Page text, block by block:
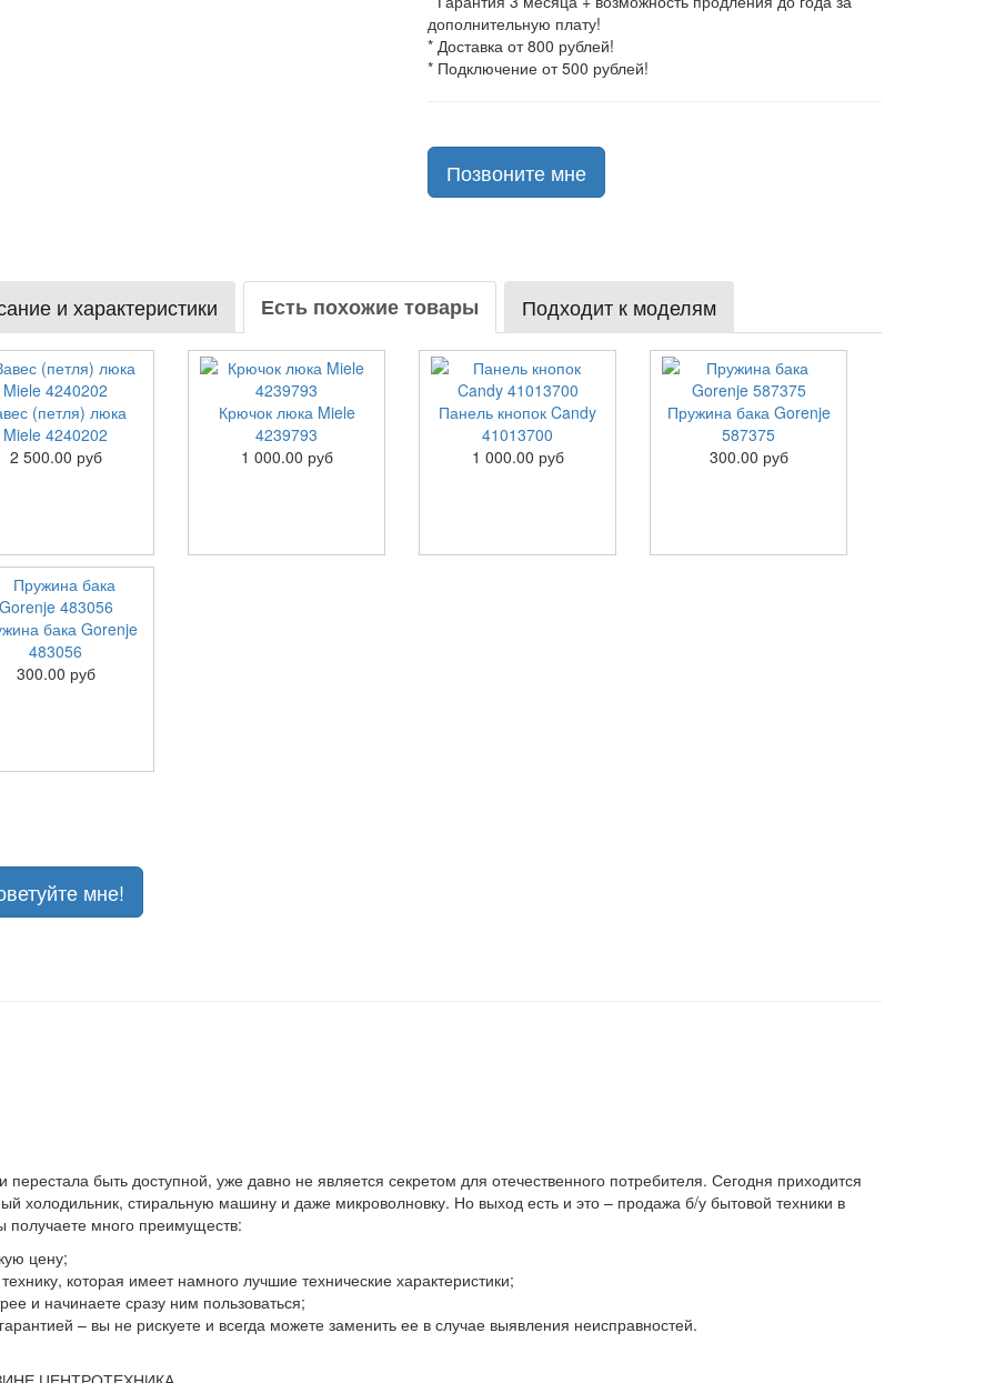
дополнительную плату!
* Доставка от 800 рублей!
* Подключение от 500 рублей!
Позвоните мне
и характеристики Есть похожие товары Подходит к моделям
(петля) люка
Miele 4240202
2 500.00 руб
Крючок люка Miele
4239793
1 000.00 руб
Панель кнопок Candy
41013700
1 000.00 руб
Пружина бака Gorenje
587375
300.00 руб
бака Gorenje
483056
300.00 руб
мне!
быть доступной, уже давно не является секретом для отечественного потребителя. Сегодня приходится
холодильник, стиральную машину и даже микроволновку. Но выход есть и это – продажа б/у бытовой техники в
получаете много преимуществ:
цену;
которая имеет намного лучшие технические характеристики;
и начинаете сразу ним пользоваться;
– вы не рискуете и всегда можете заменить ее в случае выявления неисправностей.